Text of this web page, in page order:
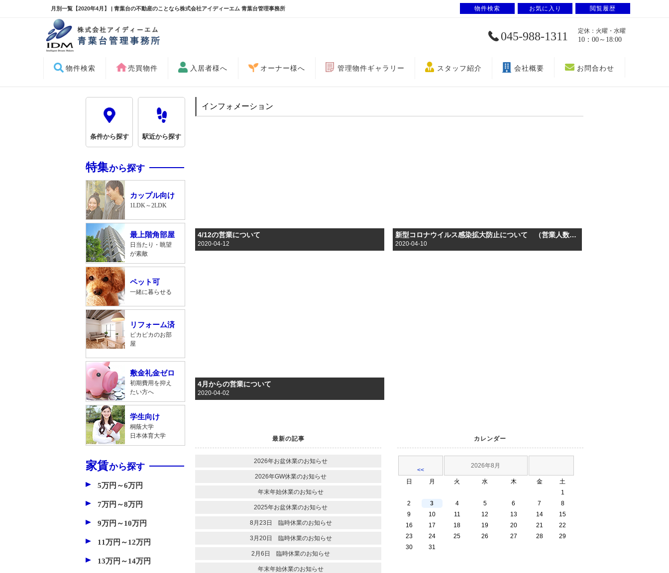
月別一覧【2020年4月】 | 青葉台の不動産のことなら株式会社アイディーエム 青葉台管理事務所
045-988-1311 定休：火曜・水曜
10：00～18:00
物件検索 売買物件 入居者様へ オーナー様へ 管理物件ギャラリー スタッフ紹介 会社概要 お問合わせ
インフォメーション
4/12の営業について
2020-04-12
新型コロナウイルス感染拡大防止について （営業人数の制限について）
2020-04-10
4月からの営業について
2020-04-02
最新の記事
2026年お盆休業のお知らせ
2026年GW休業のお知らせ
年末年始休業のお知らせ
2025年お盆休業のお知らせ
8月23日 臨時休業のお知らせ
3月20日 臨時休業のお知らせ
2月6日 臨時休業のお知らせ
年末年始休業のお知らせ
カレンダー
<<
2026年8月
日 月 火 水 木 金
土
1
2
3 4 5 6 7
8
9
10 11 12 13 14
15
16
17 18 19 20 21
22
23
24 25 26 27 28
29
30
31
条件から探す 駅近から探す
特集から探す
カップル向け
1LDK～2LDK
最上階角部屋
日当たり・眺望
が素敵
ペット可
一緒に暮らせる
リフォーム済
ピカピカのお部
屋
敷金礼金ゼロ
初期費用を抑え
たい方へ
学生向け
桐蔭大学
日本体育大学
家賃から探す
5万円～6万円
7万円～8万円
9万円～10万円
11万円～12万円
13万円～14万円
物件検索 お気に入り 閲覧履歴